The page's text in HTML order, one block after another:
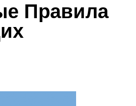
Правила